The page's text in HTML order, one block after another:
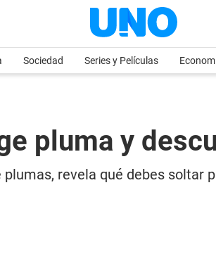
Sociedad Series y Películas
pluma y
revela qué debes soltar